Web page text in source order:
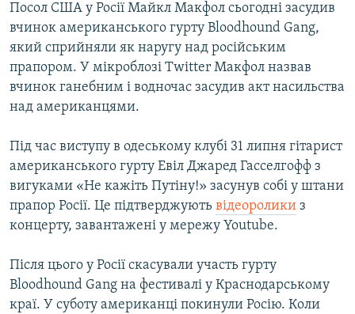
ІНФОГРАФІКА
Усі сайти RFE/RL
Посол США у Росії Майкл Макфол сьогодні засудив
вчинок американського гурту Bloodhound Gang,
який сприйняли як наругу над російським
прапором. У мікроблозі Twitter Макфол назвав
вчинок ганебним і водночас засудив акт насильства
над американцями.
Під час виступу в одеському клубі 31 липня гітарист
американського гурту Евіл Джаред Гасселгофф з
вигуками «Не кажіть Путіну!» засунув собі у штани
прапор Росії. Це підтверджують відеоролики з
концерту, завантажені у мережу Youtube.
Після цього у Росії скасували участь гурту
Bloodhound Gang на фестивалі у Краснодарському
краї. У суботу американці покинули Росію. Коли